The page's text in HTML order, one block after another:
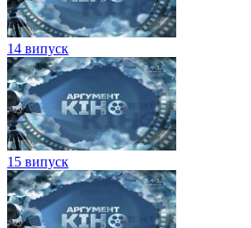
14 випуск
15 випуск